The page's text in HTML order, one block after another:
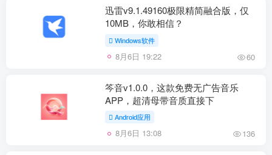
迅雷v9.1.49160极限精简融合版，仅
10MB，你敢相信？
Windows软件
8月6日 19:22 60
笒音v1.0.0，这款免费无广告音乐
APP，超清母带音质直接下
Android应用
8月6日 13:08 136